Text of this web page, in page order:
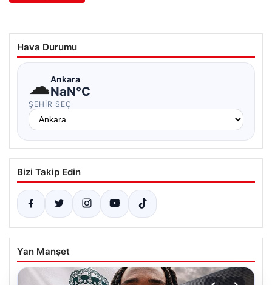
Hava Durumu
☁Ankara
NaN°C
ŞEHIR SEÇ
Bizi Takip Edin
Yan Manşet